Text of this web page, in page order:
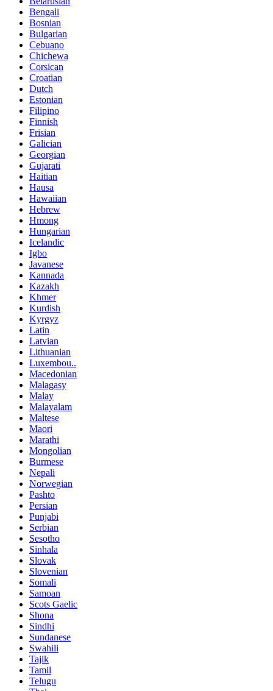
Bengali
Bosnian
Bulgarian
Cebuano
Chichewa
Corsican
Croatian
Dutch
Estonian
Filipino
Finnish
Frisian
Galician
Georgian
Gujarati
Haitian
Hausa
Hawaiian
Hebrew
Hmong
Hungarian
Icelandic
Igbo
Javanese
Kannada
Kazakh
Khmer
Kurdish
Kyrgyz
Latin
Latvian
Lithuanian
Luxembou..
Macedonian
Malagasy
Malay
Malayalam
Maltese
Maori
Marathi
Mongolian
Burmese
Nepali
Norwegian
Pashto
Persian
Punjabi
Serbian
Sesotho
Sinhala
Slovak
Slovenian
Somali
Samoan
Scots Gaelic
Shona
Sindhi
Sundanese
Swahili
Tajik
Tamil
Telugu